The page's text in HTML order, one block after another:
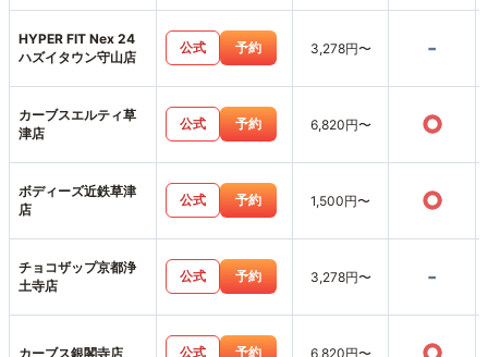
HYPER FIT Nex 24
ハズイタウン守山店
公式 予約 3,278円〜 -
カーブスエルティ草
津店
公式 予約 6,820円〜 ○
ボディーズ近鉄草津
店
公式 予約 1,500円〜 ○
チョコザップ京都浄
土寺店
公式 予約 3,278円〜 -
カーブス銀閣寺店 公式 予約 6,820円〜